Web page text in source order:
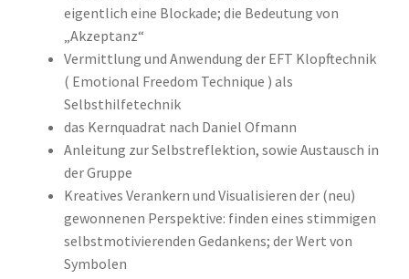
eigentlich eine Blockade; die Bedeutung von
„Akzeptanz“
Vermittlung und Anwendung der EFT Klopftechnik
( Emotional Freedom Technique ) als
Selbsthilfetechnik
das Kernquadrat nach Daniel Ofmann
Anleitung zur Selbstreflektion, sowie Austausch in
der Gruppe
Kreatives Verankern und Visualisieren der (neu)
gewonnenen Perspektive: finden eines stimmigen
selbstmotivierenden Gedankens; der Wert von
Symbolen